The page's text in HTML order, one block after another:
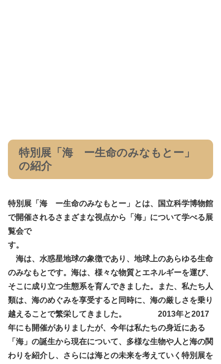
特別展「海 ー生命のみなもとー」
の紹介
特別展「海 ー生命のみなもとー」とは、国立科学博物館
で開催されるさまざまな視点から「海」について学べる展
覧会で
す。
海は、水惑星地球の象徴であり、地球上のあらゆる生命
のみなもとです。海は、様々な物質とエネルギーを運び、
そこに成り立つ生態系を育んできました。また、私たち人
類は、海のめぐみを享受すると同時に、海の厳しさを乗り
越えることで繁栄してきました。 2013年と2017
年にも開催がありましたが、今年は私たちの身近にある
「海」の誕生から現在について、多様な生物や人と海の関
わりを紹介し、さらには海との未来を考えていく特別展を